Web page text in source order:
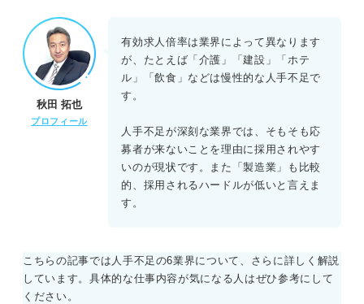
秋田 拓也
プロフィール
有効求人倍率は業界によって異なります
が、たとえば「介護」「建設」「ホテ
ル」「飲食」などは慢性的な人手不足で
す。
人手不足が深刻な業界では、そもそも応
募者が来ないことを理由に採用されやす
いのが現状です。また「製造業」も比較
的、採用されるハードルが低いと言えま
す。
こちらの記事では人手不足の6業界について、さらに詳しく解説
しています。具体的な仕事内容が気になる人はぜひ参考にして
ください。